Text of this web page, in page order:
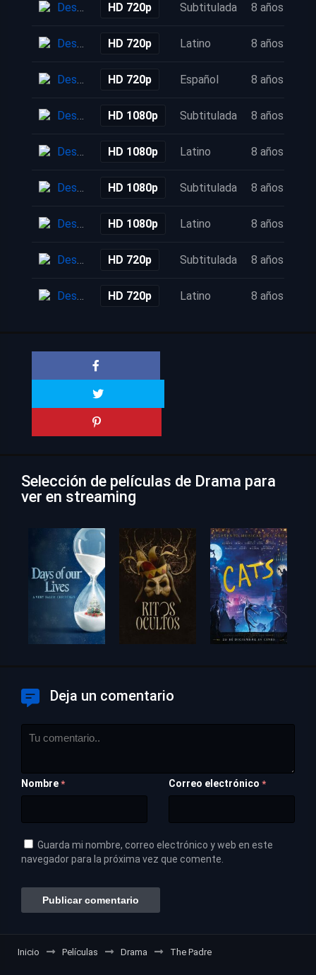
Descarga HD 720p Subtitulada 8 años
Descarga HD 720p Latino 8 años
Descarga HD 720p Español 8 años
Descarga HD 1080p Subtitulada 8 años
Descarga HD 1080p Latino 8 años
Descarga HD 1080p Subtitulada 8 años
Descarga HD 1080p Latino 8 años
Descarga HD 720p Subtitulada 8 años
Descarga HD 720p Latino 8 años
Selección de películas de Drama para
ver en streaming
Deja un comentario
Nombre * Correo electrónico *
Guarda mi nombre, correo electrónico y web en este
navegador para la próxima vez que comente.
Inicio Películas Drama The Padre